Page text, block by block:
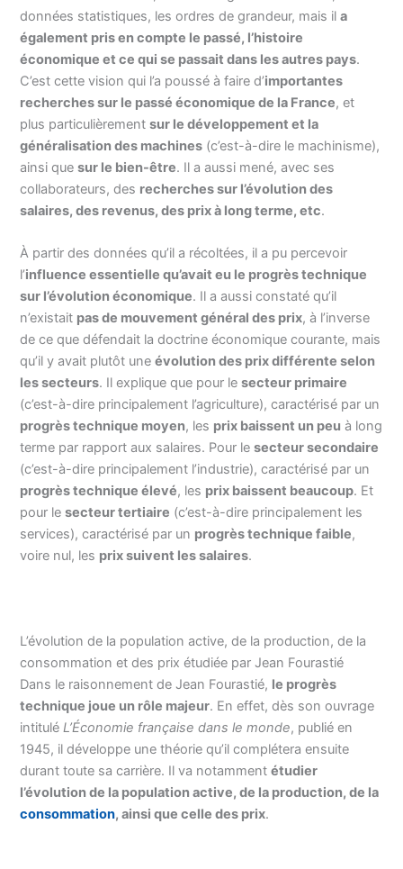
données statistiques, les ordres de grandeur, mais ila
également pris en compte le passé, l’histoire
économique et ce qui se passait dans les autres pays.
C’est cette vision qui l’a poussé à faire d’importantes
recherches sur le passé économique de la France, et
plus particulièrementsur le développement et la
généralisation des machines (c’est-à-dire le machinisme),
ainsi quesur le bien-être. Il a aussi mené, avec ses
collaborateurs, des recherches sur l’évolution des
salaires, des revenus, des prix à long terme, etc.
À partir des données qu’il a récoltées, il a pu percevoir
l’influence essentielle qu’avait eu le progrès technique
sur l’évolution économique. Il a aussi constaté qu’il
n’existait pas de mouvement général des prix, à l’inverse
de ce que défendait la doctrine économique courante, mais
qu’il y avait plutôt uneévolution des prix différente selon
les secteurs. Il explique que pour lesecteur primaire
(c’est-à-dire principalement l’agriculture), caractérisé par un
progrès technique moyen, les prix baissent un peu à long
terme par rapport aux salaires. Pour lesecteur secondaire
(c’est-à-dire principalement l’industrie), caractérisé par un
progrès technique élevé, les prix baissent beaucoup. Et
pour lesecteur tertiaire (c’est-à-dire principalement les
services), caractérisé par un progrès technique faible,
voire nul, les prix suivent les salaires.
L’évolution de la population active, de la production, de la
consommation et des prix étudiée par Jean Fourastié
Dans le raisonnement de Jean Fourastié, le progrès
technique joue un rôle majeur. En effet, dès son ouvrage
intitulé L’Économie française dans le monde, publié en
1945, il développe une théorie qu’il complétera ensuite
durant toute sa carrière. Il va notammentétudier
l’évolution de la population active, de la production, de la
consommation, ainsi que celle des prix.